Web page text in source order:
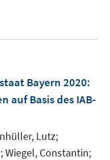
Bayern 2020:
auf Basis des IAB-
Lutz;
Wiegel, Constantin;